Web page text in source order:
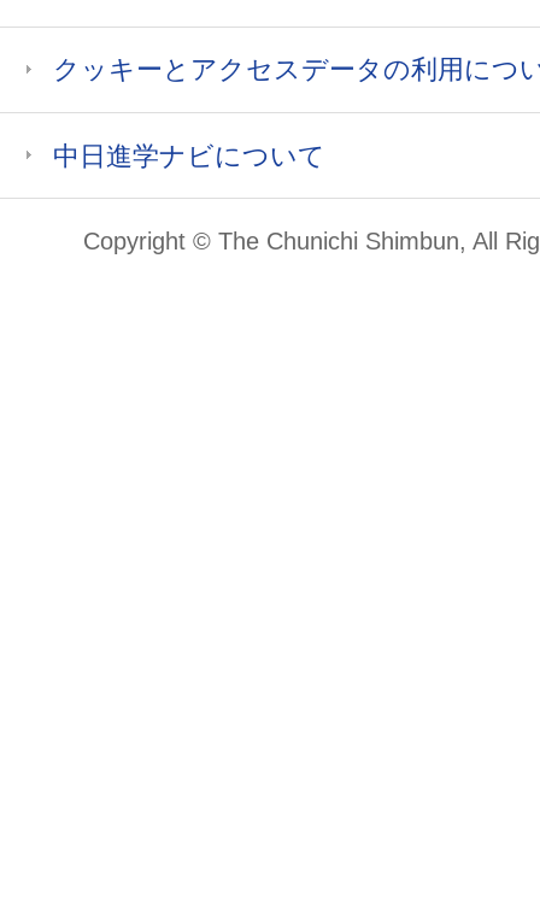
クッキーとアクセスデータの利用につ
中日進学ナビについて
Copyright © The Chunichi Shimbun, All